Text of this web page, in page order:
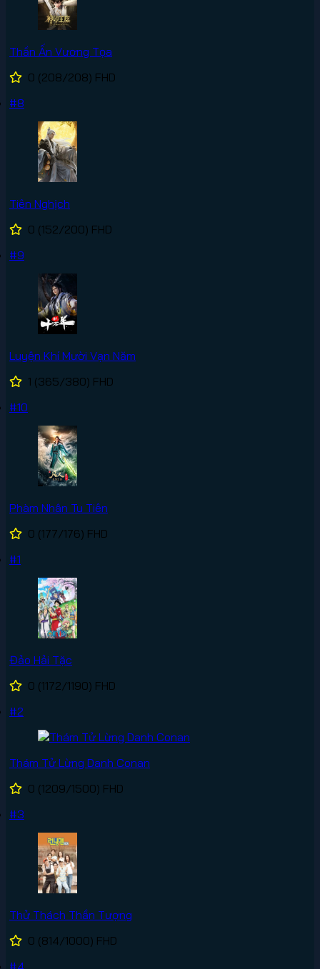
Thần Ấn Vương Tọa
0 (208/208) FHD
#8
Tiên Nghịch
0 (152/200) FHD
#9
Luyện Khí Mười Vạn Năm
1 (365/380) FHD
#10
Phàm Nhân Tu Tiên
0 (177/176) FHD
#1
Đảo Hải Tặc
0 (1172/1190) FHD
#2
Thám Tử Lừng Danh Conan
0 (1209/1500) FHD
#3
Thử Thách Thần Tượng
0 (814/1000) FHD
#4